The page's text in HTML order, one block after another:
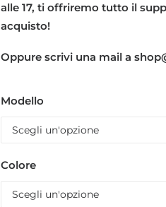
alle 17, ti offriremo tutto il
acquisto!
Oppure scrivi una mail a
Modello
Colore